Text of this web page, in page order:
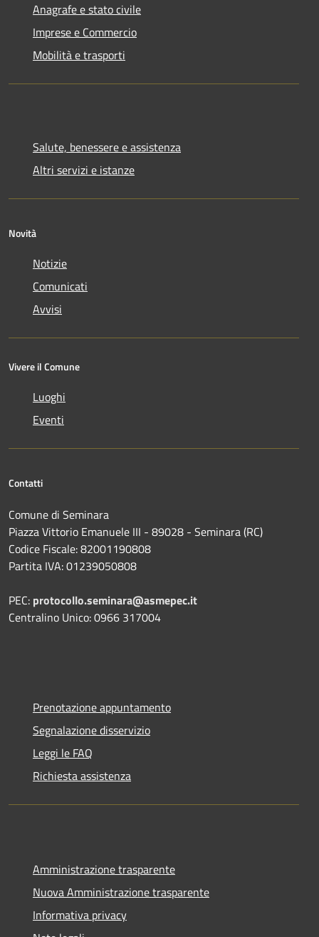
Anagrafe e stato civile
Imprese e Commercio
Mobilità e trasporti
Salute, benessere e assistenza
Altri servizi e istanze
Novità
Notizie
Comunicati
Avvisi
Vivere il Comune
Luoghi
Eventi
Contatti
Comune di Seminara
Piazza Vittorio Emanuele III - 89028 - Seminara (RC)
Codice Fiscale: 82001190808
Partita IVA: 01239050808
PEC: protocollo.seminara@asmepec.it
Centralino Unico: 0966 317004
Prenotazione appuntamento
Segnalazione disservizio
Leggi le FAQ
Richiesta assistenza
Amministrazione trasparente
Nuova Amministrazione trasparente
Informativa privacy